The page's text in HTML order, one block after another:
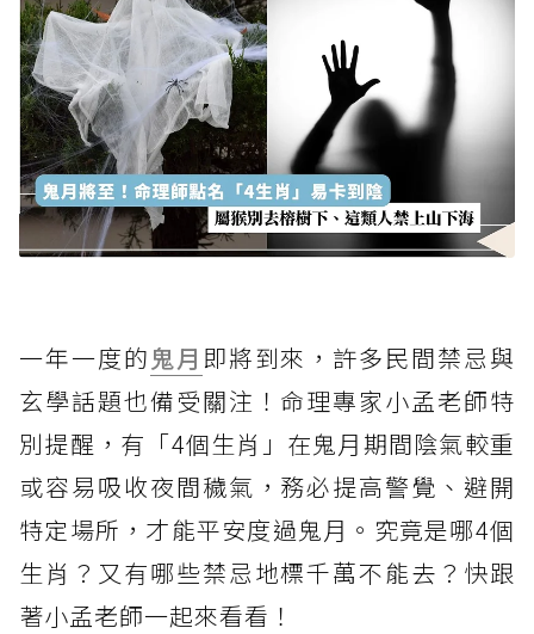
一年一度的 鬼月 即將到來，許多民間禁忌與
玄學話題也備受關注！命理專家小孟老師特
別提醒，有「4個生肖」在鬼月期間陰氣較重
或容易吸收夜間穢氣，務必提高警覺、避開
特定場所，才能平安度過鬼月。究竟是哪4個
生肖？又有哪些禁忌地標千萬不能去？快跟
著小孟老師一起來看看！